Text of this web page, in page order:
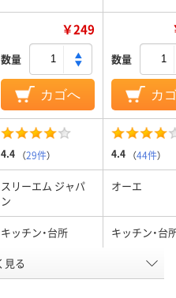
￥249
数量
カゴへ
数量
カ
4.4 （29件） 4.4 （44件）
スリーエム ジャパ
ン
オーエ
キッチン・台所 キッチン・台
55
見る